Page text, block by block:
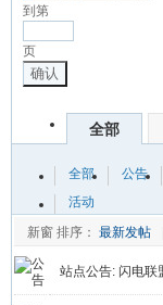
到第
页
确认
全部
全部 公告
活动
新窗 排序： 最新发帖
站点公告: 闪电联